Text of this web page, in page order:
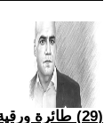
(29) طائرة ورقية